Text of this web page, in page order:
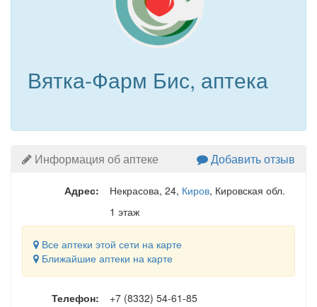
Вятка-Фарм Бис, аптека
Информация об аптеке Добавить отзыв
Адрес: Некрасова, 24, Киров, Кировская обл.
1 этаж
Все аптеки этой сети на карте
Ближайшие аптеки на карте
Телефон:
+7 (8332) 54-61-85